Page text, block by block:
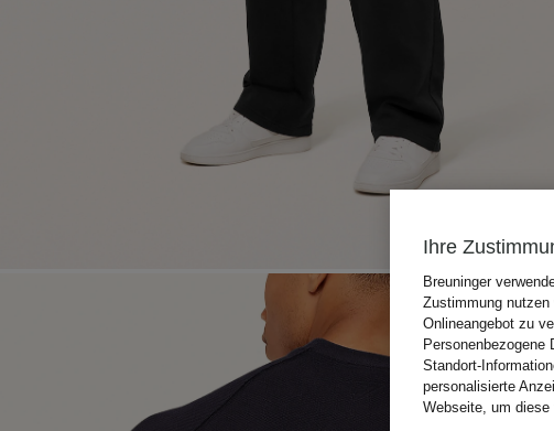
Ihre
Breuninger
Zustimmung nutzen
Onlineangebot zu
Personenbezogene
Standort-
personalisierte
Webseite, um diese